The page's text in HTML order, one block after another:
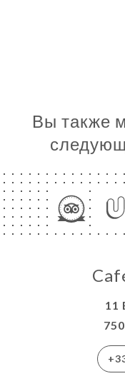
Вы также
11